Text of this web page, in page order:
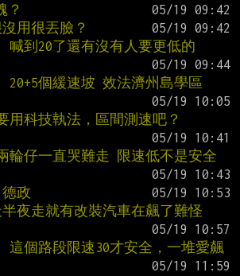
？
用很丟臉？
喊到20了還有沒有人要更低的
20+5個緩速坡 效法濟州島學區
用科技執法，區間測速吧？
輪仔一直哭難走 限速低不是安全
政
夜走就有改裝汽車在飆了難怪
這個路段限速30才安全，一堆愛飆